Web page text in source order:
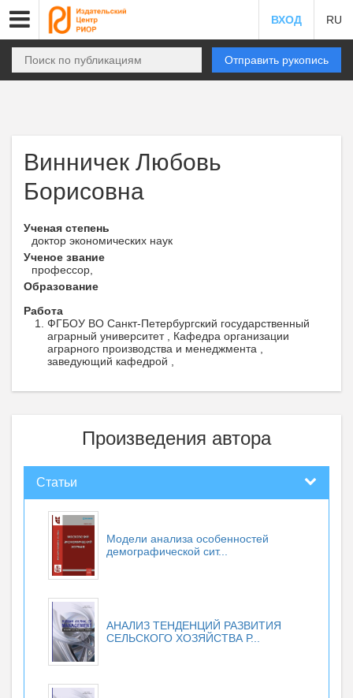
ВХОД RU
Отправить рукопись
Винничек Любовь
Борисовна
Ученая степень
доктор экономических наук
Ученое звание
профессор,
Образование
Работа
ФГБОУ ВО Санкт-Петербургский государственный
аграрный университет , Кафедра организации
аграрного производства и менеджмента ,
заведующий кафедрой ,
Произведения автора
Статьи
Модели анализа особенностей
демографической сит...
АНАЛИЗ ТЕНДЕНЦИЙ РАЗВИТИЯ
СЕЛЬСКОГО ХОЗЯЙСТВА Р...